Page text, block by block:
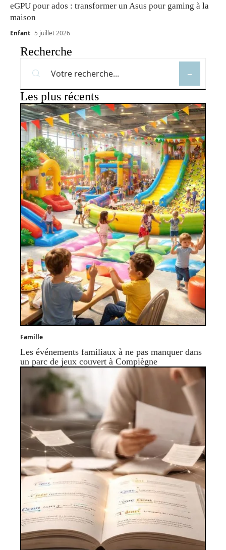
eGPU pour ados : transformer un Asus pour gaming à la
maison
Enfant 5 juillet 2026
Recherche
Les plus récents
Famille
Les événements familiaux à ne pas manquer dans
un parc de jeux couvert à Compiègne